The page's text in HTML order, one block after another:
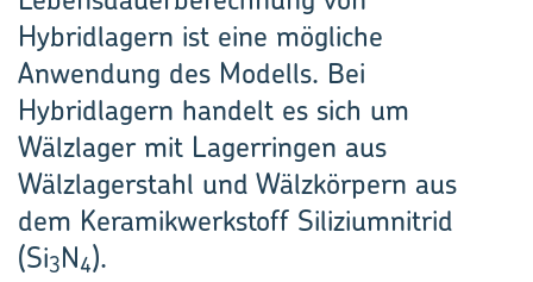
Hybridlagern ist eine mögliche
Anwendung des Modells. Bei
Hybridlagern handelt es sich um
Wälzlager mit Lagerringen aus
Wälzlagerstahl und Wälzkörpern aus
dem Keramikwerkstoff Siliziumnitrid
(Si3N4).